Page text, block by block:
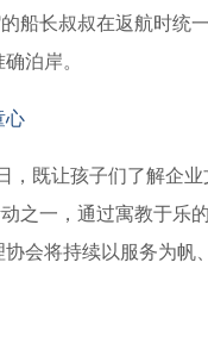
船长叔叔在返航时统
泊岸。
心
，既让孩子们了解企
之一，通过寓教于
会将持续以服务为